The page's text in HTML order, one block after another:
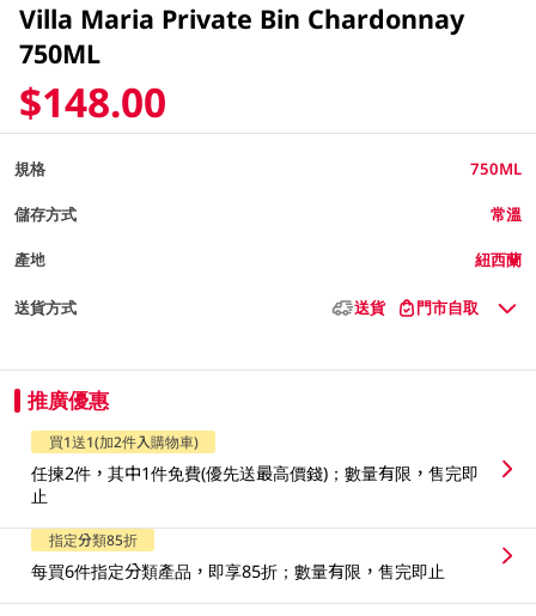
Villa Maria Private Bin Chardonnay
750ML
$148.00
規格 750ML
儲存方式 常溫
產地 紐西蘭
送貨方式 送貨 門市自取
推廣優惠
買1送1(加2件入購物車)
任揀2件，其中1件免費(優先送最高價錢)；數量有限，售完即
止
指定分類85折
每買6件指定分類產品，即享85折；數量有限，售完即止